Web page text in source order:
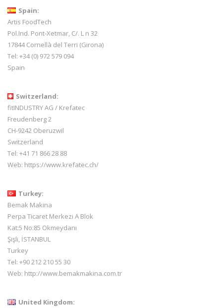
Spain:
Artis FoodTech
Pol.Ind. Pont-Xetmar, C/. L n 32
17844 Cornellà del Terri (Girona)
Tel: +34 (0) 972 579 094
Spain
Switzerland:
fitINDUSTRY AG / Krefatec
Freudenberg 2
CH-9242 Oberuzwil
Switzerland
Tel: +41 71 866 28 88
Web: https://www.krefatec.ch/
Turkey:
Bemak Makina
Perpa Ticaret Merkezi A Blok
Kat:5 No:85 Okmeydanı
Şişli, İSTANBUL
Turkey
Tel: +90 212 210 55 30
Web: http://www.bemakmakina.com.tr
United Kingdom: